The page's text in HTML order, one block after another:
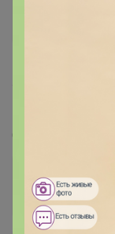
СИМА-ЛЕНД.